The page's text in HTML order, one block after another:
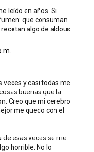
leído en años. Si
que consuman
algo de aldous
veces y casi todas me
buenas que la
Creo que mi cerebro
me quedo con el
de esas veces se me
horrible. No lo